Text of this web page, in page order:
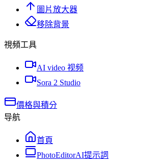
圖片放大器
移除背景
視頻工具
AI video 视频
Sora 2 Studio
價格與積分
导航
首頁
PhotoEditorAI提示詞